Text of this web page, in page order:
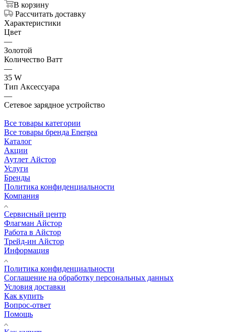
В корзину
Рассчитать доставку
Характеристики
Цвет
—
Золотой
Количество Ватт
—
35 W
Тип Аксессуара
—
Сетевое зарядное устройство
Все товары категории
Все товары бренда Energea
Каталог
Акции
Аутлет Айстор
Услуги
Бренды
Политика конфиденциальности
Компания
Сервисный центр
Флагман Айстор
Работа в Айстор
Трейд-ин Айстор
Информация
Политика конфиденциальности
Соглашение на обработку персональных данных
Условия доставки
Как купить
Вопрос-ответ
Помощь